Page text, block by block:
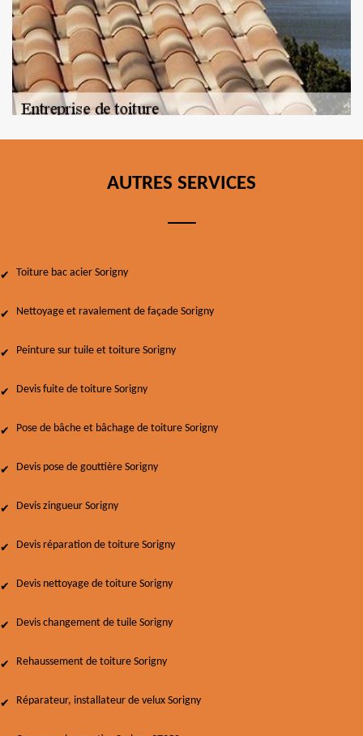
AUTRES SERVICES
Toiture bac acier Sorigny
Nettoyage et ravalement de façade Sorigny
Peinture sur tuile et toiture Sorigny
Devis fuite de toiture Sorigny
Pose de bâche et bâchage de toiture Sorigny
Devis pose de gouttière Sorigny
Devis zingueur Sorigny
Devis réparation de toiture Sorigny
Devis nettoyage de toiture Sorigny
Devis changement de tuile Sorigny
Rehaussement de toiture Sorigny
Réparateur, installateur de velux Sorigny